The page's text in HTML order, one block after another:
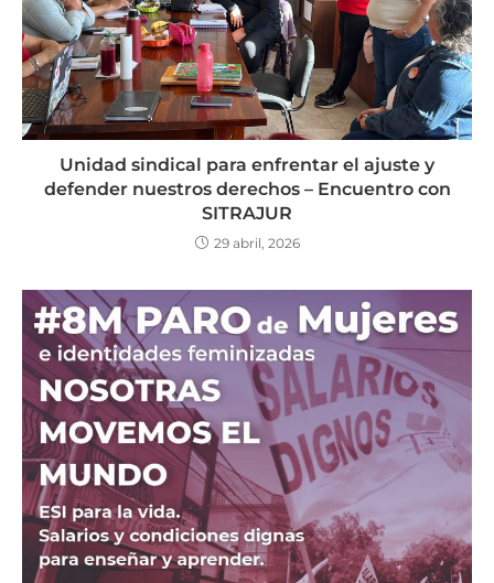
Unidad sindical para enfrentar el ajuste y
defender nuestros derechos – Encuentro con
SITRAJUR
29 abril, 2026